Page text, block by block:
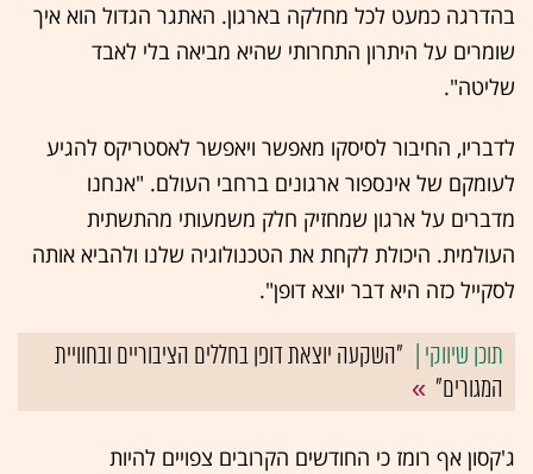
בהדרגה כמעט לכל מחלקה בארגון. האתגר הגדול הוא איך
שומרים על היתרון התחרותי שהיא מביאה בלי לאבד
שליטה".
לדבריו, החיבור לסיסקו מאפשר ויאפשר לאסטריקס להגיע
לעומקם של אינספור ארגונים ברחבי העולם. "אנחנו
מדברים על ארגון שמחזיק חלק משמעותי מהתשתית
העולמית. היכולת לקחת את הטכנולוגיה שלנו ולהביא אותה
לסקייל כזה היא דבר יוצא דופן".
"השקעה יוצאת דופן בחללים הציבוריים ובחוויית
המגורים"
ג'קסון אף רומז כי החודשים הקרובים צפויים להיות